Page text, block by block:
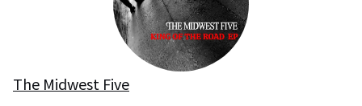
The Midwest Five